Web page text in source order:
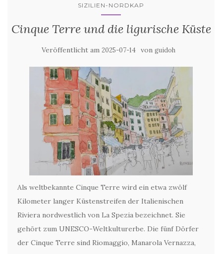
SIZILIEN-NORDKAP
Cinque Terre und die ligurische Küste
Veröffentlicht am 2025-07-14 von guidoh
Als weltbekannte Cinque Terre wird ein etwa zwölf
Kilometer langer Küstenstreifen der Italienischen
Riviera nordwestlich von La Spezia bezeichnet. Sie
gehört zum UNESCO-Weltkulturerbe. Die fünf Dörfer
der Cinque Terre sind Riomaggio, Manarola Vernazza,